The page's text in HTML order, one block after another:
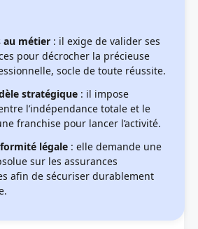
au métier : il exige de valider ses
pour décrocher la précieuse
socle de toute réussite.
stratégique : il impose
l’indépendance totale et le
franchise pour lancer l’activité.
légale : elle demande une
sur les assurances
afin de sécuriser durablement